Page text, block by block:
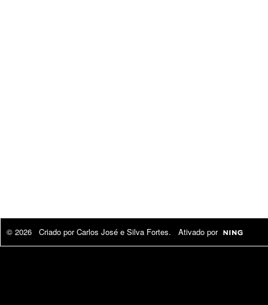
© 2026 Criado porCarlos José e Silva Fortes. Ativado por